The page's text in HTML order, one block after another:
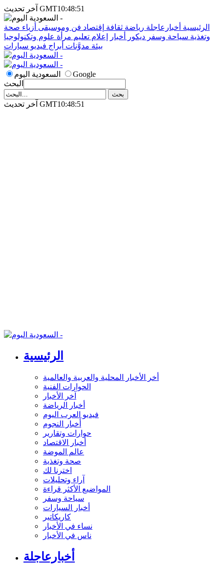
آخر تحديث GMT10:48:51
الرئيسية أخبارعاجلة رياضة ثقافة إقتصاد فن وموسيقى أزياء صحة
وتغذية سياحة وسفر ديكور أخبار إعلام تعليم مرأة علوم وتكنولوجيا
بيئة مدوَّنات أبراج فيديو سيارات
السعودية اليوم
Google
البحث
آخر تحديث GMT10:48:51
الرئيسية
أخر الأخبار المحلية والعربية والعالمية
الحوارات الفنية
آخر الأخبار
أخبار الرياضة
فيديو العرب اليوم
أخبار النجوم
حوارات وتقارير
أخبار الاقتصاد
عالم الموضة
صحة وتغذية
اخترنا لك
آراء وتحليلات
المواضيع الأكثر قراءة
سياحة وسفر
أخبار السيارات
كاريكاتير
نساء في الأخبار
ناس في الأخبار
أخبارعاجلة